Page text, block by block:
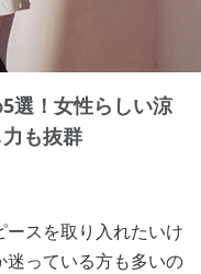
選！女性らしい涼
も抜群
スを取り入れたいけ
っている方も多いの